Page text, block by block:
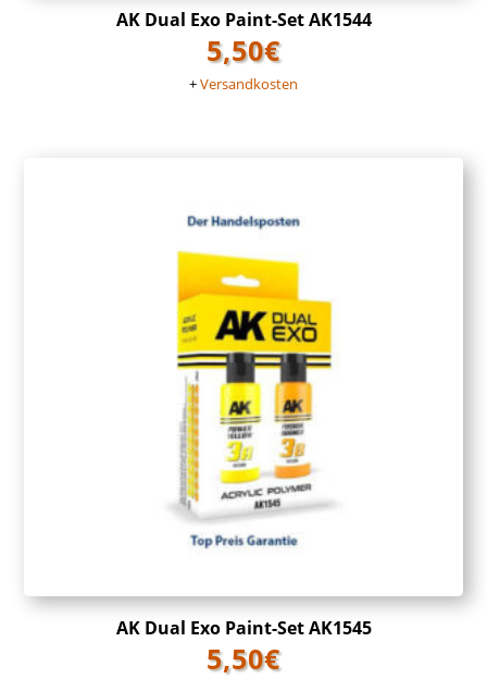
AK Dual Exo Paint-Set AK1544
5,50€
+Versandkosten
AK Dual Exo Paint-Set AK1545
5,50€